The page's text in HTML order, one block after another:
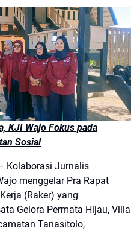
KJI Wajo Fokus pada
Sosial
– Kolaborasi Jurnalis
menggelar Pra Rapat
(Raker) yang
Gelora Permata Hijau, Villa
Tanasitolo,